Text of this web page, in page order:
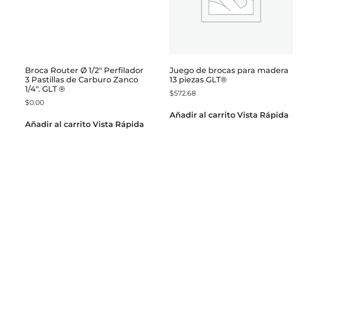
Broca Router Ø 1/2″ Perfilador
3 Pastillas de Carburo Zanco
1/4″. GLT ®
$0.00
Añadir al carrito Vista Rápida
Juego de brocas para madera
13 piezas GLT®
$572.68
Añadir al carrito Vista Rápida